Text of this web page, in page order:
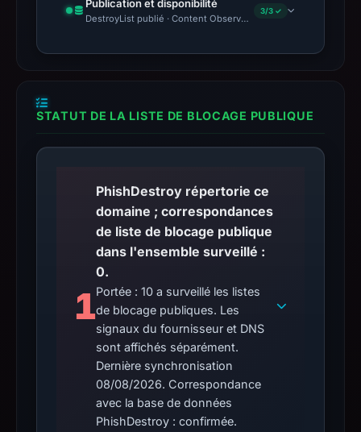
Publication et disponibilité
DestroyList publié · Content Observed Unavailable · Délai
3/3 ✓
STATUT DE LA LISTE DE BLOCAGE PUBLIQUE
1
PhishDestroy répertorie ce
domaine ; correspondances
de liste de blocage publique
dans l'ensemble surveillé :
0.
Portée : 10 a surveillé les listes
de blocage publiques. Les
signaux du fournisseur et DNS
sont affichés séparément.
Dernière synchronisation
08/08/2026. Correspondance
avec la base de données
PhishDestroy : confirmée.